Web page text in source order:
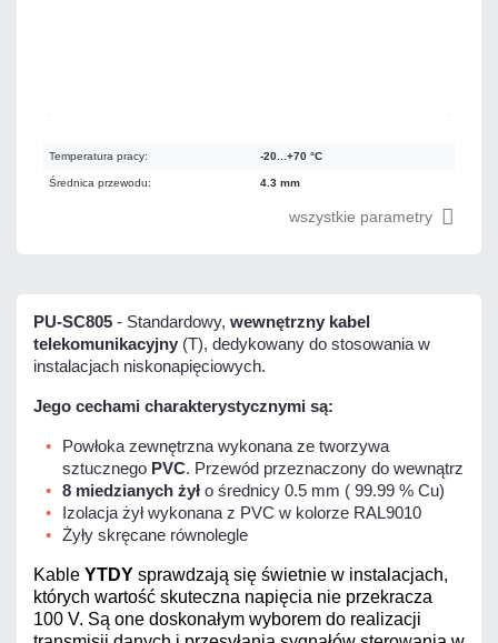
Temperatura pracy: -20...+70 °C
Średnica przewodu: 4.3 mm
wszystkie parametry
PU-SC805 - Standardowy, wewnętrzny kabel
telekomunikacyjny (T), dedykowany do stosowania w
instalacjach niskonapięciowych.
Jego cechami charakterystycznymi są:
Powłoka zewnętrzna wykonana ze tworzywa
sztucznego PVC. Przewód przeznaczony do wewnątrz
8 miedzianych żył o średnicy 0.5 mm ( 99.99 % Cu)
Izolacja żył wykonana z PVC w kolorze RAL9010
Żyły skręcane równolegle
Kable YTDY sprawdzają się świetnie w instalacjach,
których wartość skuteczna napięcia nie przekracza
100 V. Są one doskonałym wyborem do realizacji